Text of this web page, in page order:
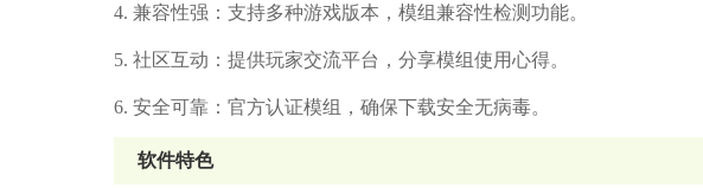
4. 兼容性强：支持多种游戏版本，模组兼容性检测功能。
5. 社区互动：提供玩家交流平台，分享模组使用心得。
6. 安全可靠：官方认证模组，确保下载安全无病毒。
软件特色